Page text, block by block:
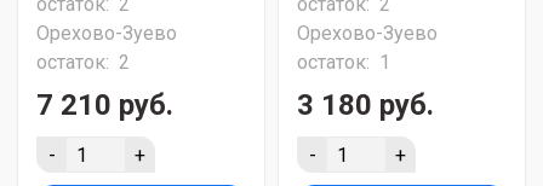
Орехово-Зуево
остаток: 2
7 210 руб.
- +
Орехово-Зуево
остаток: 1
3 180 руб.
- +